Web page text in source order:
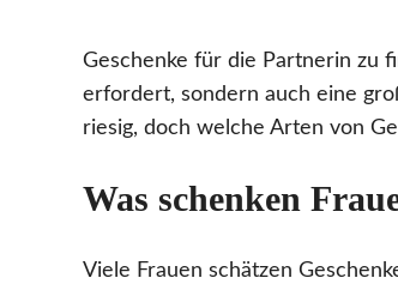
Geschenke für die Partnerin zu
erfordert, sondern auch eine
riesig, doch welche Arten von
Was schenken
Viele Frauen schätzen